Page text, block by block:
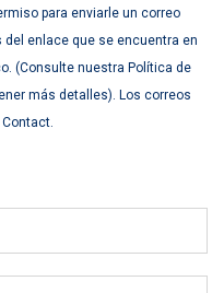
para enviarle un correo
enlace que se encuentra en
(Consulte nuestra Política de
más detalles). Los correos